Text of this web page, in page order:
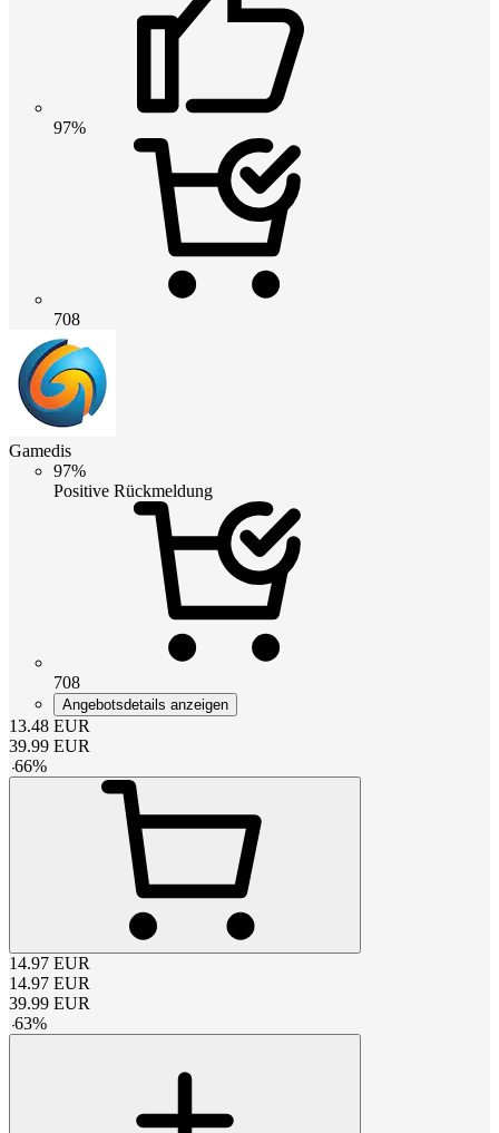
97%
708
Gamedis
97%
Positive Rückmeldung
708
Angebotsdetails anzeigen
13.48 EUR
39.99 EUR
-66%
14.97 EUR
14.97 EUR
39.99 EUR
-63%